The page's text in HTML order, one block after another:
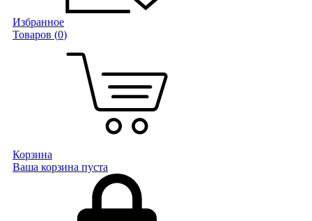
Избранное
Товаров (0)
Корзина
Ваша корзина пуста